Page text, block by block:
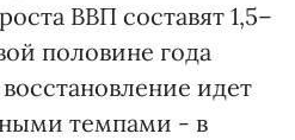
ВВП составят 1,5–
половине года
идет
темпами - в